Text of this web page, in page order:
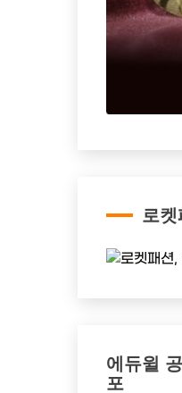
로
에듀윌
포